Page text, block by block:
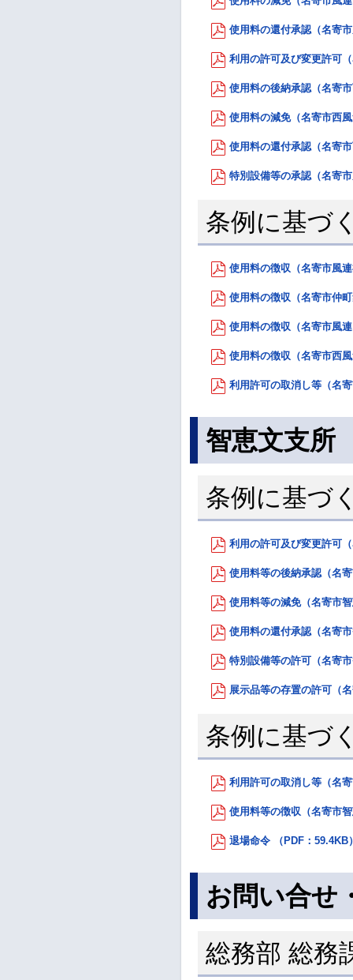
使用料の還付承認（名寄
利用の許可及び変更許可
使用料の後納承認（名寄
使用料の減免（名寄市西
使用料の還付承認（名寄
特別設備等の承認（名寄
条例に基づ
使用料の徴収（名寄市風
使用料の徴収（名寄市仲
使用料の徴収（名寄市風
使用料の徴収（名寄市西
利用許可の取消し等（名
智恵文支所
条例に基づ
利用の許可及び変更許可
使用料等の後納承認（名
使用料等の減免（名寄市
使用料の還付承認（名寄
特別設備等の許可（名寄
展示品等の存置の許可（
条例に基づ
利用許可の取消し等（名
使用料等の徴収（名寄市
退場命令 （PDF：59.4KB
お問い合せ
総務部 総務